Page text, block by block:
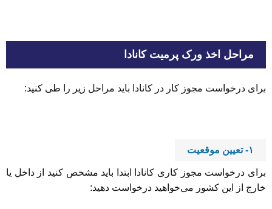
مراحل اخذ ورک پرمیت کانادا
برای درخواست مجوز کار در کانادا باید مراحل زیر را طی کنید:
۱- تعیین موقعیت
برای درخواست مجوز کاری کانادا ابتدا باید مشخص کنید از داخل یا
خارج از این کشور می‌خواهید درخواست دهید: